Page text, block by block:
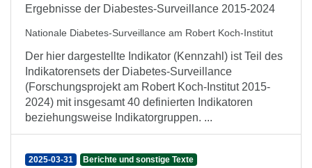
Ergebnisse der Diabestes-Surveillance 2015-2024
Nationale Diabetes-Surveillance am Robert Koch-Institut
Der hier dargestellte Indikator (Kennzahl) ist Teil des
Indikatorensets der Diabetes-Surveillance
(Forschungsprojekt am Robert Koch-Institut 2015-
2024) mit insgesamt 40 definierten Indikatoren
beziehungsweise Indikatorgruppen. ...
2025-03-31 Berichte und sonstige Texte